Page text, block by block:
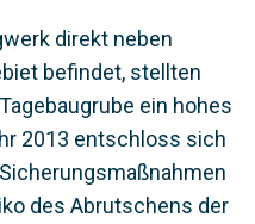
direkt neben
befindet, stellten
ein hohes
2013 entschloss sich
des Abrutschens der